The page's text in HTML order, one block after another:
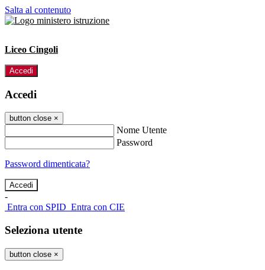
Salta al contenuto
Liceo Cingoli
Accedi
Accedi
button close ×
Nome Utente
Password
Password dimenticata?
-
Entra con SPID Entra con CIE
Seleziona utente
button close ×